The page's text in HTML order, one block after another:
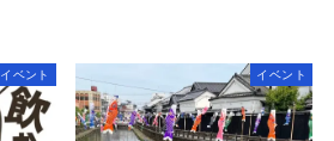
イベント イベント